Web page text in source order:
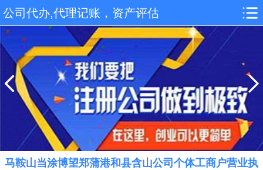
公司代办,代理记账，资产评估
马鞍山当涂博望郑蒲港和县含山公司个体工商户营业执